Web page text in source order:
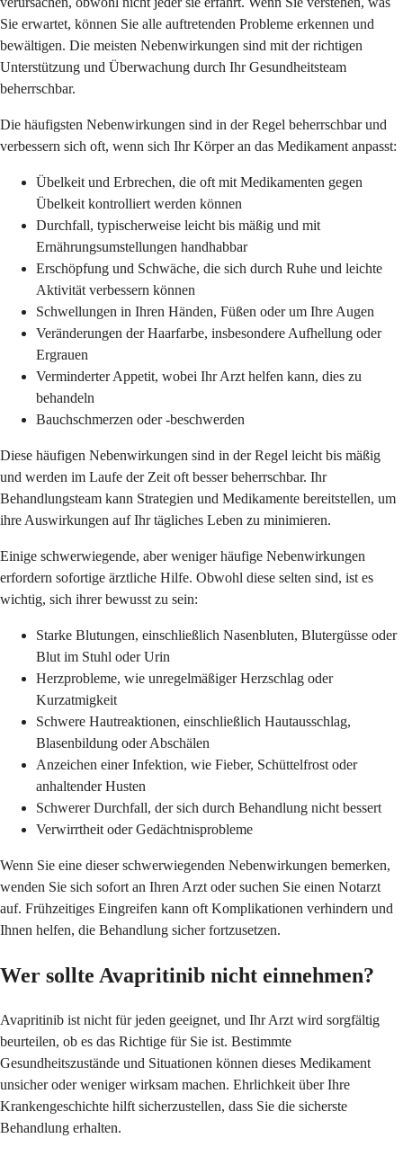
Sie erwartet, können Sie alle auftretenden Probleme erkennen und
bewältigen. Die meisten Nebenwirkungen sind mit der richtigen
Unterstützung und Überwachung durch Ihr Gesundheitsteam
beherrschbar.
Die häufigsten Nebenwirkungen sind in der Regel beherrschbar und
verbessern sich oft, wenn sich Ihr Körper an das Medikament anpasst:
Übelkeit und Erbrechen, die oft mit Medikamenten gegen
Übelkeit kontrolliert werden können
Durchfall, typischerweise leicht bis mäßig und mit
Ernährungsumstellungen handhabbar
Erschöpfung und Schwäche, die sich durch Ruhe und leichte
Aktivität verbessern können
Schwellungen in Ihren Händen, Füßen oder um Ihre Augen
Veränderungen der Haarfarbe, insbesondere Aufhellung oder
Ergrauen
Verminderter Appetit, wobei Ihr Arzt helfen kann, dies zu
behandeln
Bauchschmerzen oder -beschwerden
Diese häufigen Nebenwirkungen sind in der Regel leicht bis mäßig
und werden im Laufe der Zeit oft besser beherrschbar. Ihr
Behandlungsteam kann Strategien und Medikamente bereitstellen, um
ihre Auswirkungen auf Ihr tägliches Leben zu minimieren.
Einige schwerwiegende, aber weniger häufige Nebenwirkungen
erfordern sofortige ärztliche Hilfe. Obwohl diese selten sind, ist es
wichtig, sich ihrer bewusst zu sein:
Starke Blutungen, einschließlich Nasenbluten, Blutergüsse oder
Blut im Stuhl oder Urin
Herzprobleme, wie unregelmäßiger Herzschlag oder
Kurzatmigkeit
Schwere Hautreaktionen, einschließlich Hautausschlag,
Blasenbildung oder Abschälen
Anzeichen einer Infektion, wie Fieber, Schüttelfrost oder
anhaltender Husten
Schwerer Durchfall, der sich durch Behandlung nicht bessert
Verwirrtheit oder Gedächtnisprobleme
Wenn Sie eine dieser schwerwiegenden Nebenwirkungen bemerken,
wenden Sie sich sofort an Ihren Arzt oder suchen Sie einen Notarzt
auf. Frühzeitiges Eingreifen kann oft Komplikationen verhindern und
Ihnen helfen, die Behandlung sicher fortzusetzen.
Wer sollte Avapritinib nicht einnehmen?
Avapritinib ist nicht für jeden geeignet, und Ihr Arzt wird sorgfältig
beurteilen, ob es das Richtige für Sie ist. Bestimmte
Gesundheitszustände und Situationen können dieses Medikament
unsicher oder weniger wirksam machen. Ehrlichkeit über Ihre
Krankengeschichte hilft sicherzustellen, dass Sie die sicherste
Behandlung erhalten.